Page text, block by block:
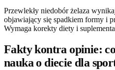
Przewlekły niedobór żelaza
objawiający się spadkiem formy i
Wymaga korekty diety i
Fakty kontra opinie:
nauka o diecie dla